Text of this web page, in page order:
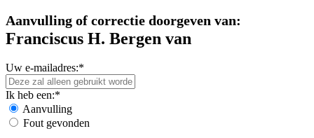
Aanvulling of correctie doorgeven van:
Franciscus H. Bergen van
Uw e-mailadres:*
Ik heb een:*
Aanvulling
Fout gevonden